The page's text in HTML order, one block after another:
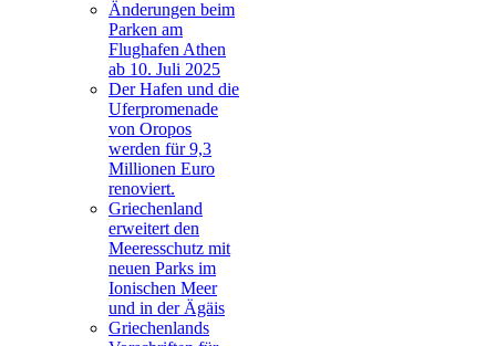
Änderungen beim
Parken am
Flughafen Athen
ab 10. Juli 2025
Der Hafen und die
Uferpromenade
von Oropos
werden für 9,3
Millionen Euro
renoviert.
Griechenland
erweitert den
Meeresschutz mit
neuen Parks im
Ionischen Meer
und in der Ägäis
Griechenlands